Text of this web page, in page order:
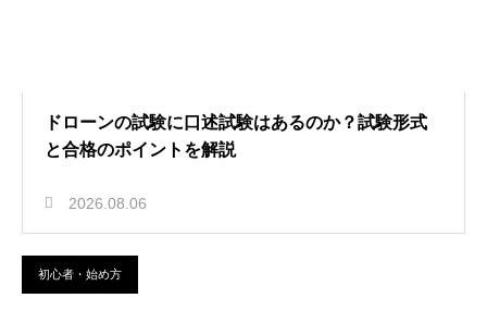
ドローンの試験に口述試験はあるのか？試験形式
と合格のポイントを解説
2026.08.06
初心者・始め方